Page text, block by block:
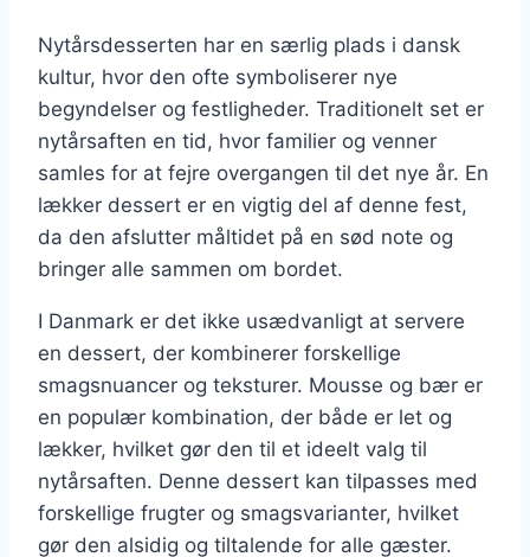
Nytårsdesserten har en særlig plads i dansk
kultur, hvor den ofte symboliserer nye
begyndelser og festligheder. Traditionelt set er
nytårsaften en tid, hvor familier og venner
samles for at fejre overgangen til det nye år. En
lækker dessert er en vigtig del af denne fest,
da den afslutter måltidet på en sød note og
bringer alle sammen om bordet.
I Danmark er det ikke usædvanligt at servere
en dessert, der kombinerer forskellige
smagsnuancer og teksturer. Mousse og bær er
en populær kombination, der både er let og
lækker, hvilket gør den til et ideelt valg til
nytårsaften. Denne dessert kan tilpasses med
forskellige frugter og smagsvarianter, hvilket
gør den alsidig og tiltalende for alle gæster.